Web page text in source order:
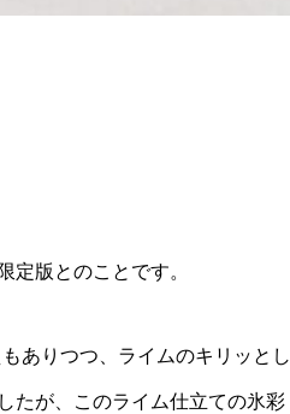
版とのことです。
ありつつ、ライムのキリッとし
たが、このライム仕立ての氷彩